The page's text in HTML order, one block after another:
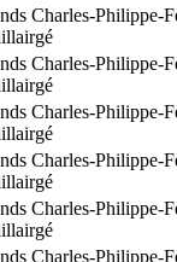
Charles-Philippe-
Charles-Philippe-
Charles-Philippe-
Charles-Philippe-
Charles-Philippe-
Charles-Philippe-